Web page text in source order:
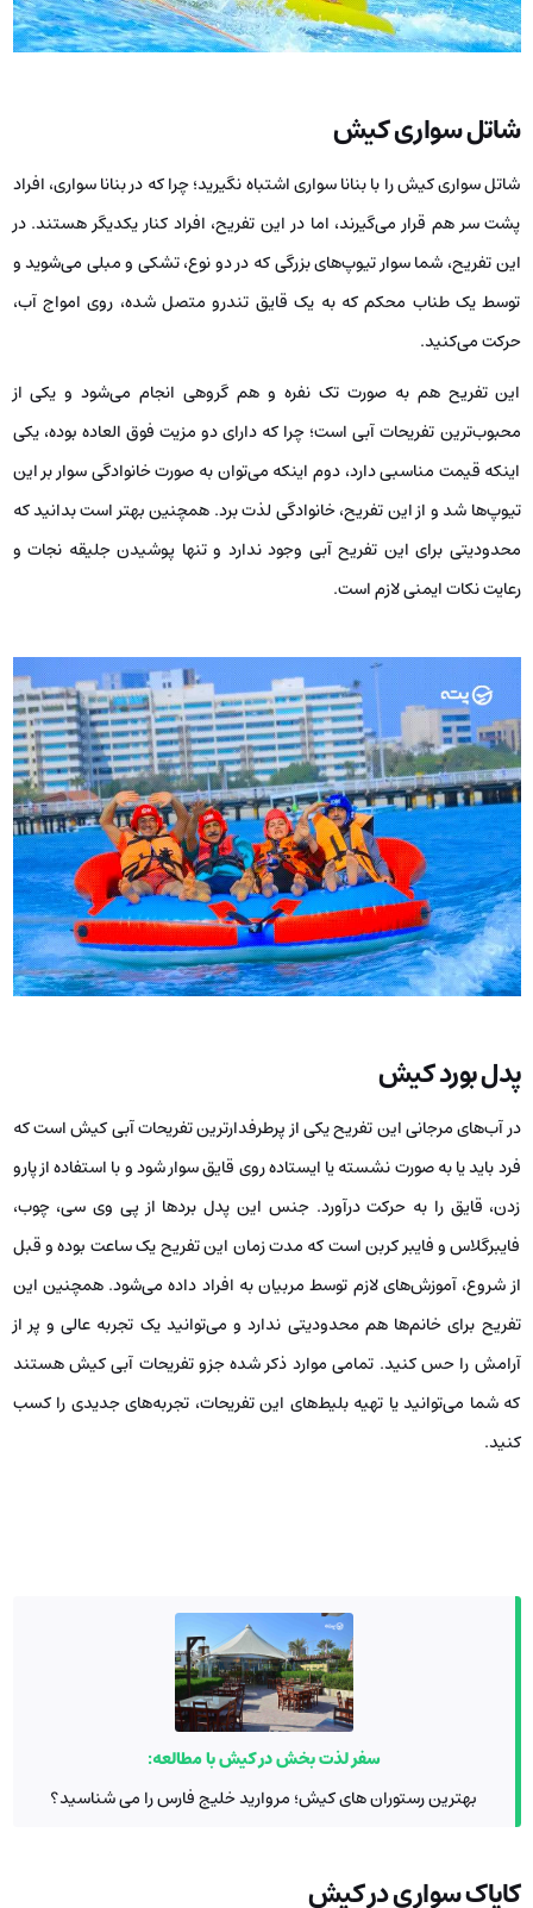
شاتل سواری کیش
شاتل سواری کیش را با بنانا سواری اشتباه نگیرید؛ چرا که در بنانا سواری، افراد
پشت سر هم قرار می‌گیرند، اما در این تفریح، افراد کنار یکدیگر هستند. در
این تفریح، شما سوار تیوپ‌های بزرگی که در دو نوع، تشکی و مبلی می‌شوید و
توسط یک طناب محکم که به یک قایق تندرو متصل شده، روی امواج آب،
حرکت می‌کنید.
این تفریح هم به صورت تک نفره و هم گروهی انجام می‌شود و یکی از
محبوب‌ترین تفریحات آبی است؛ چرا که دارای دو مزیت فوق العاده بوده، یکی
اینکه قیمت مناسبی دارد، دوم اینکه می‌توان به صورت خانوادگی سوار بر این
تیوپ‌ها شد و از این تفریح، خانوادگی لذت برد. همچنین بهتر است بدانید که
محدودیتی برای این تفریح آبی وجود ندارد و تنها پوشیدن جلیقه نجات و
رعایت نکات ایمنی لازم است.
پدل بورد کیش
در آب‌های مرجانی این تفریح یکی از پرطرفدارترین تفریحات آبی کیش است که
فرد باید یا به صورت نشسته یا ایستاده روی قایق سوار شود و با استفاده از پارو
زدن، قایق را به حرکت درآورد. جنس این پدل بردها از پی وی سی، چوب،
فایبرگلاس و فایبر کربن است که مدت زمان این تفریح یک ساعت بوده و قبل
از شروع، آموزش‌های لازم توسط مربیان به افراد داده می‌شود. همچنین این
تفریح برای خانم‌ها هم محدودیتی ندارد و می‌توانید یک تجربه عالی و پر از
آرامش را حس کنید. تمامی موارد ذکر شده جزو تفریحات آبی کیش هستند
که شما می‌توانید یا تهیه بلیط‌های این تفریحات، تجربه‌های جدیدی را کسب
کنید.